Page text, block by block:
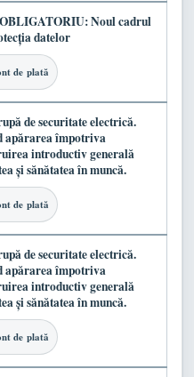
Noul cadrul
datelor
de plată
de securitate electrică.
împotriva
introductiv generală
și sănătatea în muncă.
de plată
de securitate electrică.
împotriva
introductiv generală
și sănătatea în muncă.
de plată